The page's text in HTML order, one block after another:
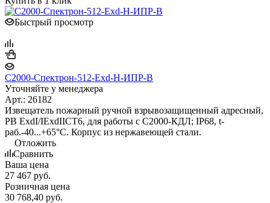
Быстрый просмотр
С2000-Спектрон-512-Exd-Н-ИПР-B
Уточняйте у менеджера
Арт.: 26182
Извещатель пожарный ручной взрывозащищенный адресный,
PB ExdI/IExdIICT6, для работы с С2000-КДЛ; IP68, t-
раб.-40...+65°С. Корпус из нержавеющей стали.
Отложить
Сравнить
Ваша цена
27 467 руб.
Розничная цена
30 768,40 руб.